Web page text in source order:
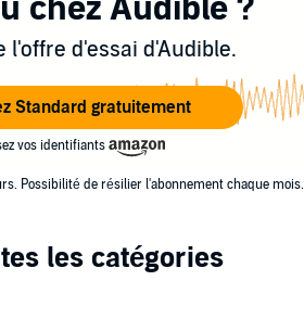
chez Audible ?
l'offre d'essai d'Audible.
Standard gratuitement
vos identifiants
Possibilité de résilier l'abonnement chaque mois.
les catégories